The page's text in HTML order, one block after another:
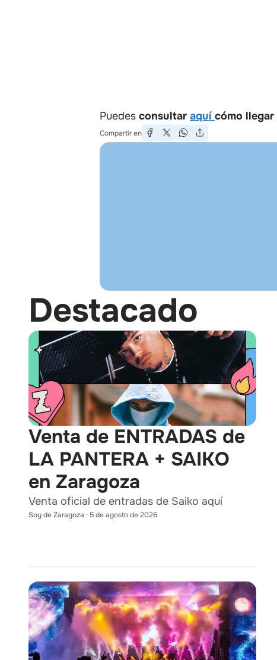
Puedes consultar aquí cómo llegar
Compartir en
Destacado
Venta de ENTRADAS de
LA PANTERA + SAIKO
en Zaragoza
Venta oficial de entradas de Saiko aquí
Soy de Zaragoza · 5 de agosto de 2026